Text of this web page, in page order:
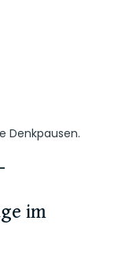
Denkpausen.
im